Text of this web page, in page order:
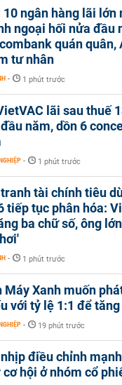
10 ngân hàng lãi
ngoại hối nửa đầu
quán quân,
tư nhân
- 1 phút trước
lãi sau thuế
năm, dồn 6
- 1 phút trước
tài chính tiêu
tiếp tục phân hóa:
ba chữ số, ông
- 1 phút trước
Máy Xanh muốn
với tỷ lệ 1:1 để
- 19 phút trước
điều chỉnh
cơ hội ở nhóm cổ